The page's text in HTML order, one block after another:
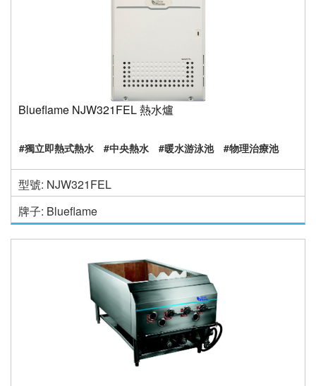
Blueflame NJW321FEL 熱水爐
#獨立即熱式熱水 #中央熱水 #暖水游泳池 #物理治療池
型號: NJW321FEL
牌子: Blueflame